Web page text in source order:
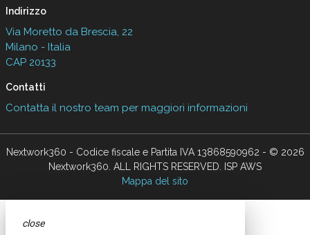
Indirizzo
Via Moretto da Brescia, 22
Milano - Italia
CAP 20133
Contatti
Contatta il nostro team per maggiori informazioni
Nextwork360 - Codice fiscale e Partita IVA 13868590962 - © 2026
Nextwork360. ALL RIGHTS RESERVED. ISP AWS
Mappa del sito
close